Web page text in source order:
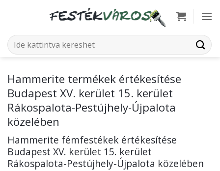
Keresés
a
Hammerite termékek értékesítése
Budapest XV. kerület 15. kerület
Rákospalota-Pestújhely-Újpalota
közelében
Hammerite fémfestékek értékesítése
Budapest XV. kerület 15. kerület
Rákospalota-Pestújhely-Újpalota közelében